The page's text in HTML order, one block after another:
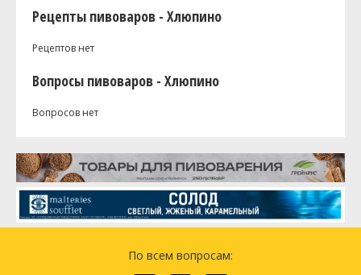
Рецепты пивоваров - Хлюпино
Рецептов нет
Вопросы пивоваров - Хлюпино
Вопросов нет
По всем вопросам: